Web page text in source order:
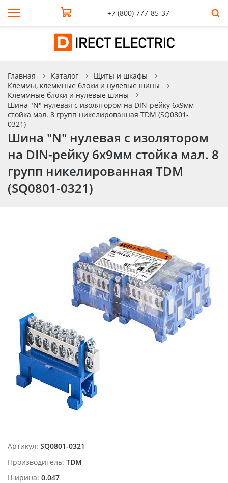
+7 (800) 777-85-37
Главная Каталог
Щиты и шкафы
Клеммы, клеммные блоки и нулевые шины
Клеммные блоки и нулевые шины
Шина "N" нулевая с изолятором на DIN-рейку 6x9мм
стойка мал. 8 групп никелированная TDM (SQ0801-
0321)
Шина "N" нулевая с изолятором
на DIN-рейку 6x9мм стойка мал. 8
групп никелированная TDM
(SQ0801-0321)
Артикул: SQ0801-0321
Производитель: TDM
Ширина: 0.047